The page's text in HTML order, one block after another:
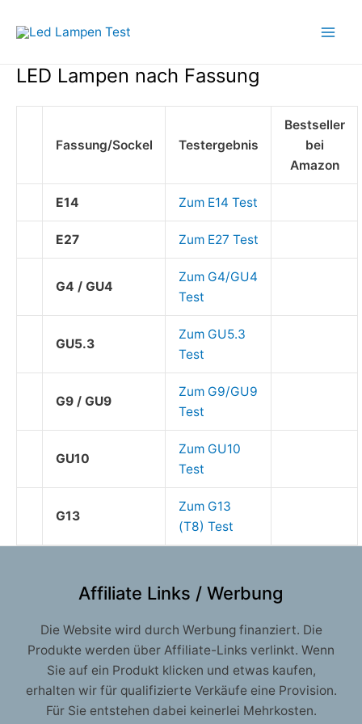
Inhalt
LED Lampen nach Fassung
Fassung/Sockel Testergebnis
Bestseller
bei
Amazon
E14 Zum E14 Test
E27 Zum E27 Test
G4 / GU4
Zum G4/GU4
Test
GU5.3
Zum GU5.3
Test
G9 / GU9
Zum G9/GU9
Test
GU10
Zum GU10
Test
G13
Zum G13
(T8) Test
Affiliate Links / Werbung
Die Website wird durch Werbung finanziert. Die
Produkte werden über Affiliate-Links verlinkt. Wenn
Sie auf ein Produkt klicken und etwas kaufen,
erhalten wir für qualifizierte Verkäufe eine Provision.
Für Sie entstehen dabei keinerlei Mehrkosten.